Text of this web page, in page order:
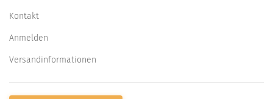
Kontakt
Anmelden
Versandinformationen